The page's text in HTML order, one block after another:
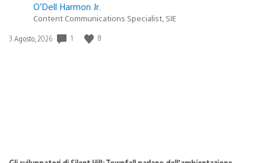
O’Dell Harmon Jr.
Content Communications Specialist, SIE
Data
3 Agosto, 2026 1 8